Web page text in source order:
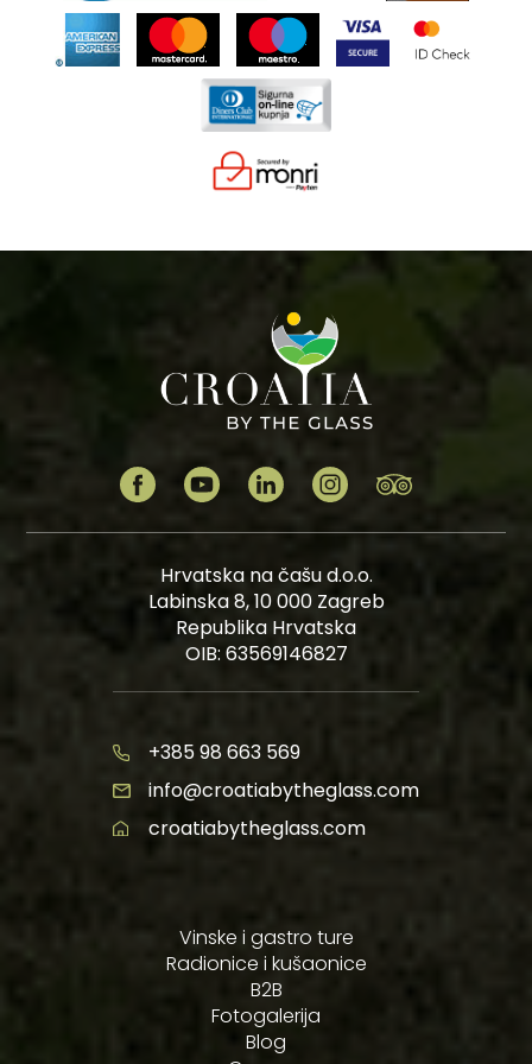
Hrvatska na čašu d.o.o.
Labinska 8, 10 000 Zagreb
Republika Hrvatska
OIB: 63569146827
+385 98 663 569
info@croatiabytheglass.com
croatiabytheglass.com
Vinske i gastro ture
Radionice i kušaonice
B2B
Fotogalerija
Blog